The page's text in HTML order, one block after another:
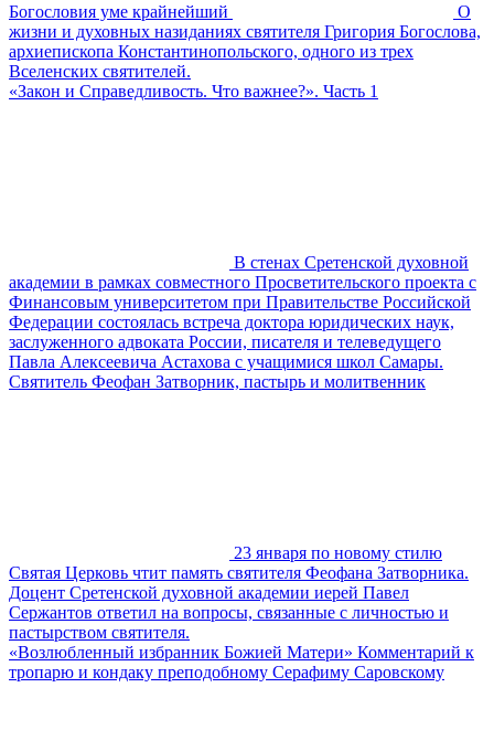
Богословия уме крайнейший
О
жизни и духовных назиданиях святителя Григория Богослова,
архиепископа Константинопольского, одного из трех
Вселенских святителей.
«Закон и Справедливость. Что важнее?». Часть 1
В стенах Сретенской духовной
академии в рамках совместного Просветительского проекта с
Финансовым университетом при Правительстве Российской
Федерации состоялась встреча доктора юридических наук,
заслуженного адвоката России, писателя и телеведущего
Павла Алексеевича Астахова с учащимися школ Самары.
Святитель Феофан Затворник, пастырь и молитвенник
23 января по новому стилю
Святая Церковь чтит память святителя Феофана Затворника.
Доцент Сретенской духовной академии иерей Павел
Сержантов ответил на вопросы, связанные с личностью и
пастырством святителя.
«Возлюбленный избранник Божией Матери» Комментарий к
тропарю и кондаку преподобному Серафиму Саровскому